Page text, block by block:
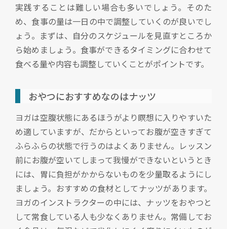
実践することは難しい場合も多いでしょう。そのた
め、食事の量は一日の中で調整していくのが良いでし
ょう。まずは、自分のスケジュールを見直すところか
ら始めましょう。食事ができるタイミングに合わせて
食べる量や内容も調整していくことがポイントです。
おやつにおすすめなのはナッツ
ヨガは空腹状態にあるほうがより瞑想に入りやすいた
め適していますが、だからといってお腹が空きすぎて
ふらふらの状態で行うのはよくありません。レッスン
前にお腹が空いてしまって我慢ができないというとき
には、胃に負担がかからないものを少量取るようにし
ましょう。おすすめの食材としてナッツがあります。
ヨガのインストラクターの中には、ナッツをおやつと
して常食している人も少なくありません。常備してお